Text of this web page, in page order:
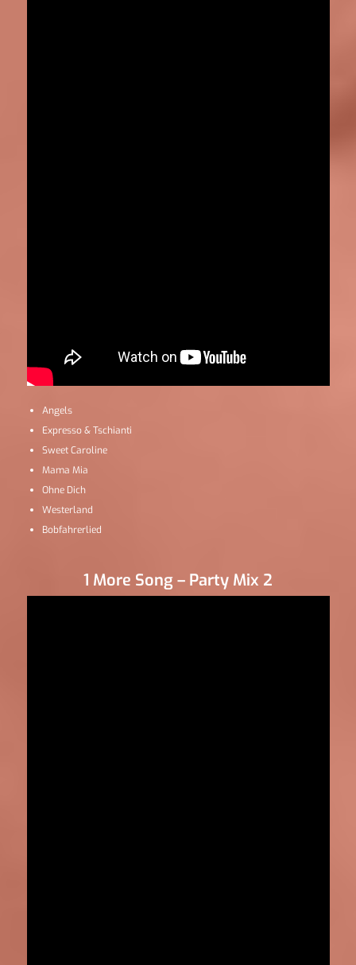
Angels
Expresso & Tschianti
Sweet Caroline
Mama Mia
Ohne Dich
Westerland
Bobfahrerlied
1 More Song – Party Mix 2